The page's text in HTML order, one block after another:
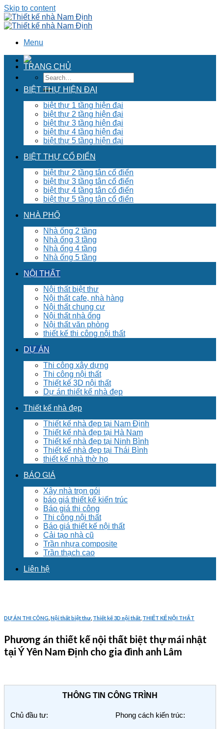
Skip to content
Menu
TRANG CHỦ
BIỆT THỰ HIỆN ĐẠI
biệt thự 1 tầng hiện đại
biệt thự 2 tầng hiện đại
biệt thự 3 tầng hiện đại
biệt thự 4 tầng hiện đại
biệt thự 5 tầng hiện đại
BIỆT THỰ CỔ ĐIỂN
biệt thự 2 tầng tân cổ điển
biệt thự 3 tầng tân cổ điển
biệt thự 4 tầng tân cổ điển
biệt thự 5 tầng tân cổ điển
NHÀ PHỐ
Nhà ống 2 tầng
Nhà ống 3 tầng
Nhà ống 4 tầng
Nhà ống 5 tầng
NỘI THẤT
Nội thất biệt thư
Nội thất cafe, nhà hàng
Nội thất chung cư
Nội thất nhà ống
Nội thất văn phòng
thiết kế thi công nội thất
DỰ ÁN
Thi công xây dựng
Thi công nội thất
Thiết kế 3D nội thất
Dự án thiết kế nhà đẹp
Thiết kế nhà đẹp
Thiết kế nhà đẹp tại Nam Định
Thiết kế nhà đẹp tại Hà Nam
Thiết kế nhà đẹp tại Ninh Bình
Thiết kế nhà đẹp tại Thái Bình
thiết kế nhà thờ họ
BÁO GIÁ
Xây nhà trọn gói
báo giá thiết kế kiến trúc
Báo giá thi công
Thi công nội thất
Báo giá thiết kế nội thất
Cải tạo nhà cũ
Trần nhựa composite
Trần thạch cao
Liên hệ
DỰ ÁN THI CÔNG Nội thất biệt thư Thiết kế 3D nội thất THIẾT KẾ NỘI THẤT
Phương án thiết kế nội thất biệt thự mái nhật
tại Ý Yên Nam Định cho gia đình anh Lâm
THÔNG TIN CÔNG TRÌNH
Chủ đầu tư: Phong cách kiến trúc: